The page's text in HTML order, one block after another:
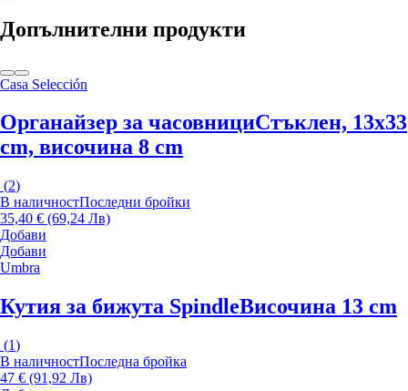
Допълнителни продукти
Casa Selección
Органайзер за часовнициСтъклен, 13x33
cm, височина 8 cm
(2)
В наличностПоследни бройки
35,40 € (69,24 Лв)
Добави
Добави
Umbra
Кутия за бижута SpindleВисочина 13 cm
(1)
В наличностПоследна бройка
47 € (91,92 Лв)